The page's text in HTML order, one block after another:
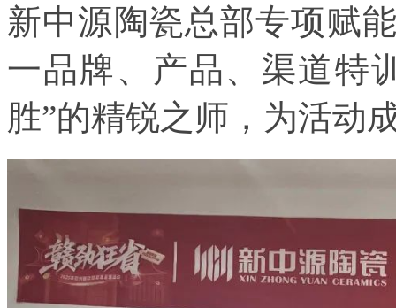
新中源陶瓷总部专项赋
一品牌、产品、渠道特
胜”的精锐之师，为活动